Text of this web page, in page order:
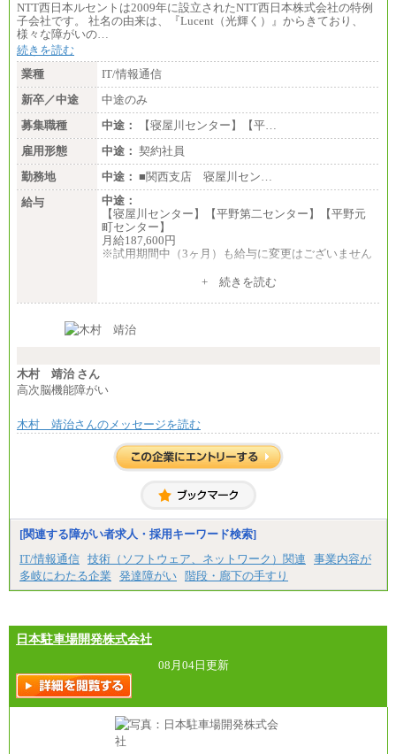
NTT西日本ルセントは2009年に設立されたNTT西日本株式会社の特例
子会社です。 社名の由来は、『Lucent（光輝く）』からきており、
様々な障がいの…
続きを読む
業種
IT/情報通信
新卒／中途
中途のみ
募集職種
中途：
【寝屋川センター】【平…
雇用形態
中途： 契約社員
勤務地
中途： ■関西支店 寝屋川セン…
給与
中途：
【寝屋川センター】【平野第二センター】【平野元
町センター】
月給187,600円
※試用期間中（3ヶ月）も給与に変更はございません
月給187,600円～
※試用期間中（3ヶ月）も給与に変更はございません
+ 続きを読む
木村 靖治 さん
高次脳機能障がい
木村 靖治さんのメッセージを読む
[関連する障がい者求人・採用キーワード検索]
IT/情報通信 技術（ソフトウェア、ネットワーク）関連
事業内容が
多岐にわたる企業
発達障がい 階段・廊下の手すり
日本駐車場開発株式会社
08月04日更新